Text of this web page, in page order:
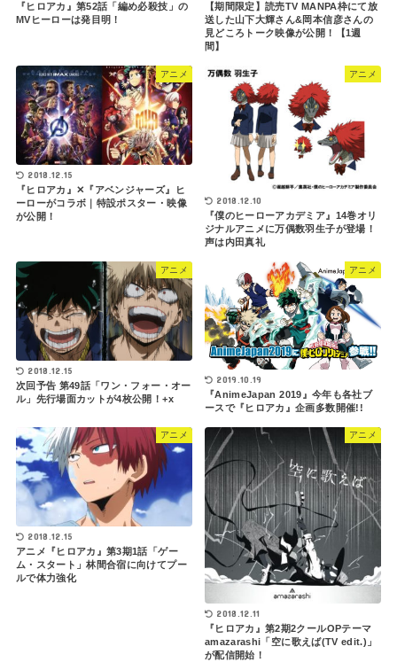
『ヒロアカ』第52話「編め必殺技」の
MVヒーローは発目明！
【期間限定】読売TV MANPA枠にて放
送した山下大輝さん&岡本信彦さんの
見どころトーク映像が公開！【1週
間】
アニメ
2018.12.15
『ヒロアカ』✕『アベンジャーズ』ヒ
ーローがコラボ｜特設ポスター・映像
が公開！
アニメ
2018.12.10
『僕のヒーローアカデミア』14巻オリ
ジナルアニメに万偶数羽生子が登場！
声は内田真礼
アニメ
2018.12.15
次回予告 第49話「ワン・フォー・オー
ル」先行場面カットが4枚公開！+x
アニメ
2019.10.19
『AnimeJapan 2019』今年も各社ブ
ースで『ヒロアカ』企画多数開催!!
アニメ
2018.12.15
アニメ『ヒロアカ』第3期1話「ゲー
ム・スタート」林間合宿に向けてプー
ルで体力強化
アニメ
2018.12.11
『ヒロアカ』第2期2クールOPテーマ
amazarashi「空に歌えば(TV edit.)」
が配信開始！